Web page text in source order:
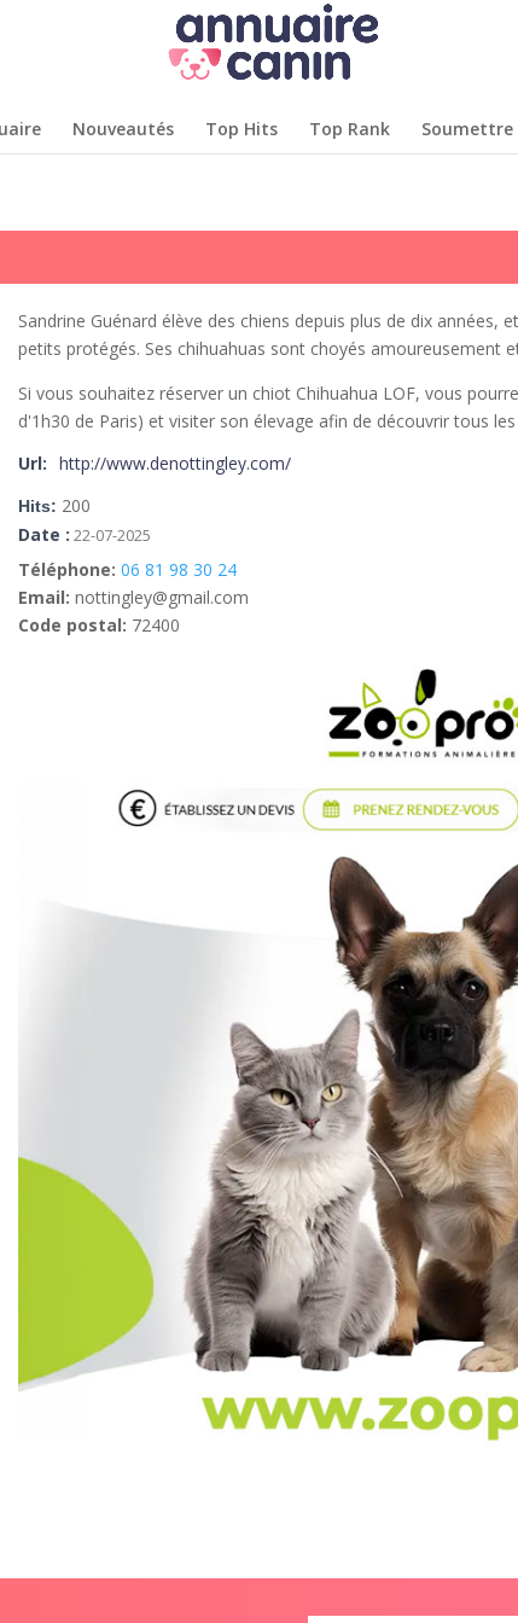
Nouveautés Top Hits Top Rank Soumettre
Sandrine Guénard élève des chiens depuis plus de dix années,
petits protégés. Ses chihuahuas sont choyés amoureusement
Si vous souhaitez réserver un chiot Chihuahua LOF, vous
d'1h30 de Paris) et visiter son élevage afin de découvrir tous
Url:
http://www.denottingley.com/
Hits: 200
Date : 22-07-2025
Téléphone: 06 81 98 30 24
Email: nottingley@gmail.com
Code postal: 72400